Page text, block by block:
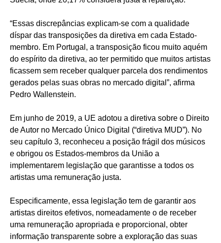
“Essas discrepâncias explicam-se com a qualidade
díspar das transposições da diretiva em cada Estado-
membro. Em Portugal, a transposição ficou muito aquém
do espírito da diretiva, ao ter permitido que muitos artistas
ficassem sem receber qualquer parcela dos rendimentos
gerados pelas suas obras no mercado digital”, afirma
Pedro Wallenstein.
Em junho de 2019, a UE adotou a diretiva sobre o Direito
de Autor no Mercado Único Digital (“diretiva MUD”). No
seu capítulo 3, reconheceu a posição frágil dos músicos
e obrigou os Estados-membros da União a
implementarem legislação que garantisse a todos os
artistas uma remuneração justa.
Especificamente, essa legislação tem de garantir aos
artistas direitos efetivos, nomeadamente o de receber
uma remuneração apropriada e proporcional, obter
informação transparente sobre a exploração das suas